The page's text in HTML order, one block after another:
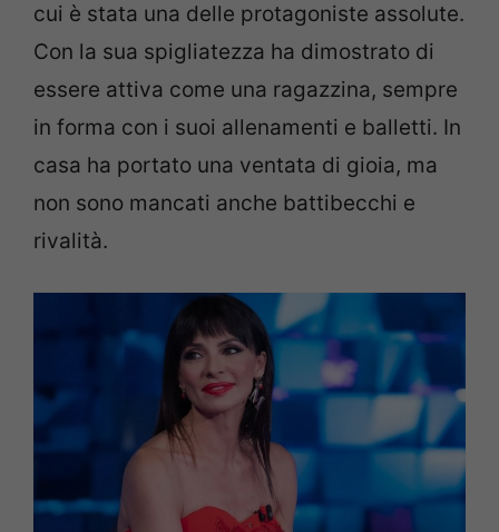
cui è stata una delle protagoniste assolute.
Con la sua spigliatezza ha dimostrato di
essere attiva come una ragazzina, sempre
in forma con i suoi allenamenti e balletti. In
casa ha portato una ventata di gioia, ma
non sono mancati anche battibecchi e
rivalità.